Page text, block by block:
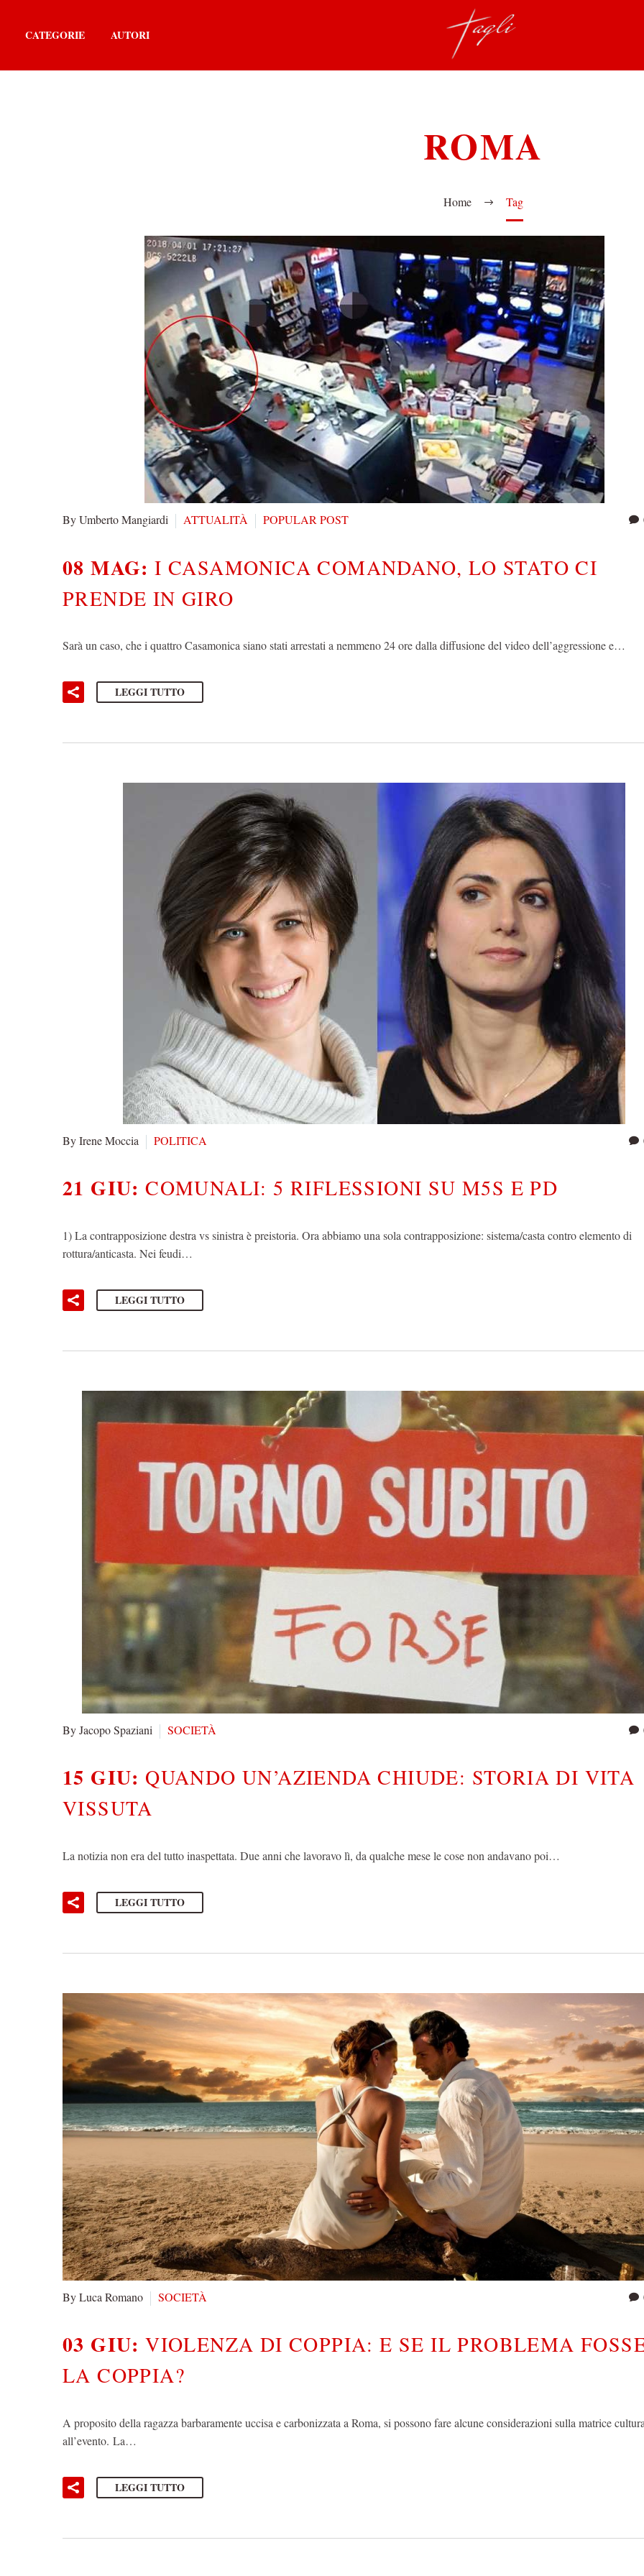
CATEGORIE AUTORI
ROMA
Home Tag
By Umberto Mangiardi ATTUALITÀ POPULAR POST
08 MAG:I CASAMONICA COMANDANO, LO STATO CI
PRENDE IN GIRO
Sarà un caso, che i quattro Casamonica siano stati arrestati a nemmeno 24 ore dalla diffusione del video dell’aggressione e…
LEGGI TUTTO
By Irene Moccia POLITICA
21 GIU:COMUNALI: 5 RIFLESSIONI SU M5S E PD
1) La contrapposizione destra vs sinistra è preistoria. Ora abbiamo una sola contrapposizione: sistema/casta contro elemento di
rottura/anticasta. Nei feudi…
LEGGI TUTTO
By Jacopo Spaziani SOCIETÀ
15 GIU: QUANDO UN’AZIENDA CHIUDE: STORIA DI VITA
VISSUTA
La notizia non era del tutto inaspettata. Due anni che lavoravo lì, da qualche mese le cose non andavano poi…
LEGGI TUTTO
By Luca Romano SOCIETÀ
03 GIU:VIOLENZA DI COPPIA: E SE IL PROBLEMA
LA COPPIA?
A proposito della ragazza barbaramente uccisa e carbonizzata a Roma, si possono fare alcune considerazioni sulla matrice
all’evento. La…
LEGGI TUTTO